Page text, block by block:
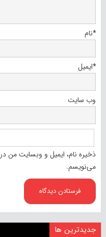
نام*
ایمیل*
وب‌ سایت
ذخیره نام، ایمیل و وبسایت من
می‌نویسم.
جدیدترین ها